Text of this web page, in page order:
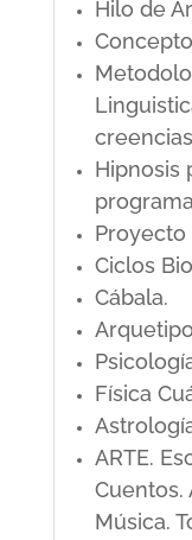
Hilo de
Hipnosis
Proyecto
Ciclos
Cábala.
Física
ARTE.
Cuentos.
Música.